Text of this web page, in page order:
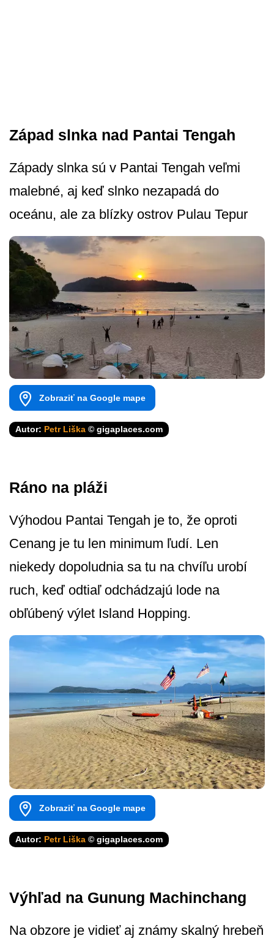
Západ slnka nad Pantai Tengah
Západy slnka sú v Pantai Tengah veľmi
malebné, aj keď slnko nezapadá do
oceánu, ale za blízky ostrov Pulau Tepur
Zobraziť na Google mape
Autor: Petr Liška © gigaplaces.com
Ráno na pláži
Výhodou Pantai Tengah je to, že oproti
Cenang je tu len minimum ľudí. Len
niekedy dopoludnia sa tu na chvíľu urobí
ruch, keď odtiaľ odchádzajú lode na
obľúbený výlet Island Hopping.
Zobraziť na Google mape
Autor: Petr Liška © gigaplaces.com
Výhľad na Gunung Machinchang
Na obzore je vidieť aj známy skalný hrebeň